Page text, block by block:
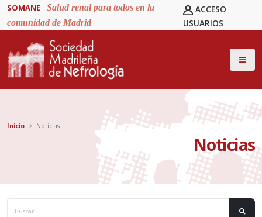
SOMANE
Salud renal para todos en la
comunidad de Madrid
ACCESO
USUARIOS
Inicio Noticias
Noticias